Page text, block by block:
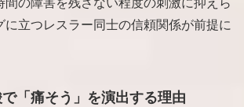
に立つレスラー同士の信頼関係が前提に
「痛そう」を演出する理由